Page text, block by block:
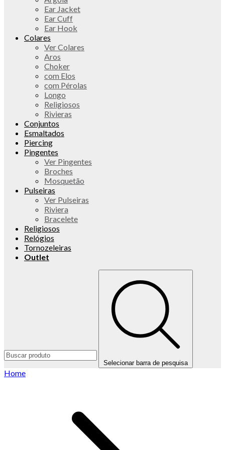
Ear Jacket
Ear Cuff
Ear Hook
Colares
Ver Colares
Aros
Choker
com Elos
com Pérolas
Longo
Religiosos
Rivieras
Conjuntos
Esmaltados
Piercing
Pingentes
Ver Pingentes
Broches
Mosquetão
Pulseiras
Ver Pulseiras
Riviera
Bracelete
Religiosos
Relógios
Tornozeleiras
Outlet
Selecionar barra de pesquisa
Home